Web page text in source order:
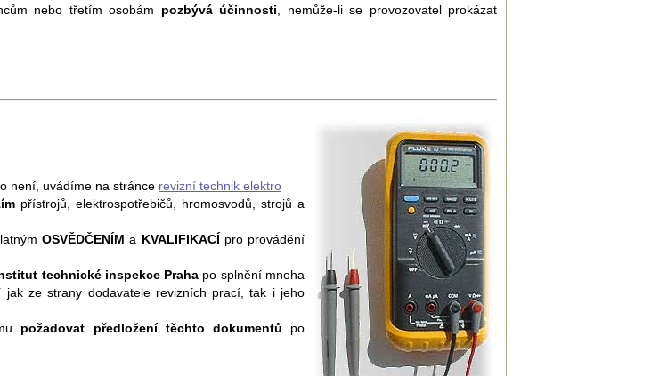
nebo třetím osobám pozbývá účinnosti , nemůže-li se provozovatel prokázat
není, uvádíme na stránce revizní technik elektro
přístrojů, elektrospotřebičů, hromosvodů, strojů a
OSVĚDČENÍM a KVALIFIKACÍ pro provádění
technické inspekce Praha po splnění mnoha
jak ze strany dodavatele revizních prací, tak i jeho
požadovat předložení těchto dokumentů po